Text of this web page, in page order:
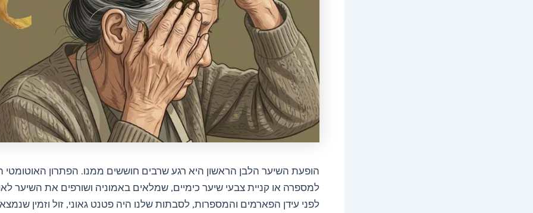
הופעת השיער הלבן הראשון היא רגע שרבים חוששים ממנו. הפתרון האוטומטי
למספרה או קניית צבעי שיער כימיים, שמלאים באמוניה ושורפים את השיער
לפני עידן הפארמים והמספרות, לסבתות שלנו היה פטנט גאוני, זול וזמין